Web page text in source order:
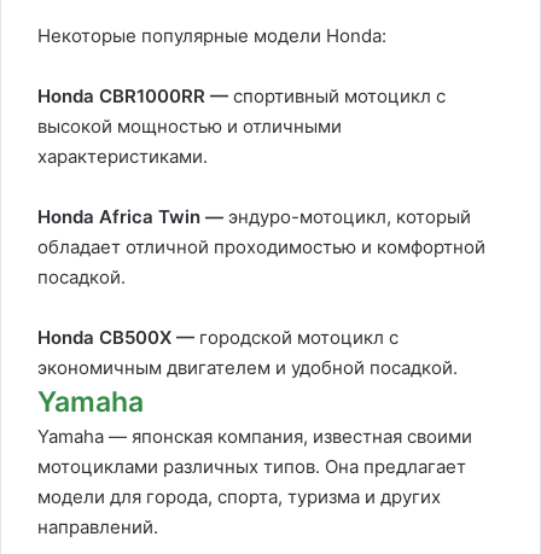
Некоторые популярные модели Honda:
Honda CBR1000RR — спортивный мотоцикл с
высокой мощностью и отличными
характеристиками.
Honda Africa Twin — эндуро-мотоцикл, который
обладает отличной проходимостью и комфортной
посадкой.
Honda CB500X — городской мотоцикл с
экономичным двигателем и удобной посадкой.
Yamaha
Yamaha — японская компания, известная своими
мотоциклами различных типов. Она предлагает
модели для города, спорта, туризма и других
направлений.